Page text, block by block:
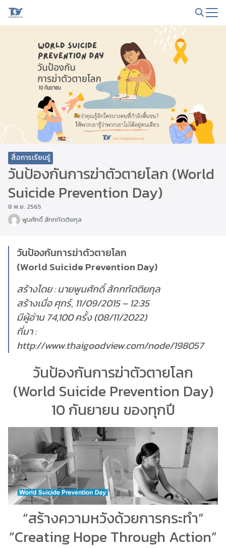
Skip
สื่อการเรียนรู้
วันป้องกันการฆ่าตัวตายโลก (World
Suicide Prevention Day)
8 พ.ย. 2565
พูนศักดิ์ สักกทัตติยกุล
วันป้องกันการฆ่าตัวตายโลก
(World Suicide Prevention Day)
สร้างโดย : นายพูนศักดิ์ สักกทัตติยกุล
สร้างเมื่อ ศุกร์, 11/09/2015 – 12:35
มีผู้อ่าน 74,100 ครั้ง (08/11/2022)
ที่มา :
http://www.thaigoodview.com/node/198057
วันป้องกันการฆ่าตัวตายโลก
(World Suicide Prevention Day)
10 กันยายน ของทุกปี
“สร้างความหวังด้วยการกระทำ”
“Creating Hope Through Action”